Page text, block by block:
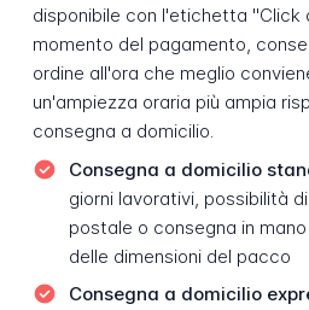
disponibile con l'etichetta "Click
momento del pagamento,
ordine all'ora che meglio
un'ampiezza oraria più ampia
consegna a domicilio.
Consegna a domicilio
giorni lavorativi, possibilità
postale o consegna in
delle dimensioni del pacco
Consegna a domicilio